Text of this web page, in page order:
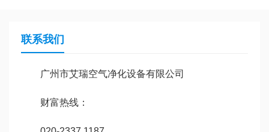
联系我们
广州市艾瑞空气净化设备有限公司
财富热线：